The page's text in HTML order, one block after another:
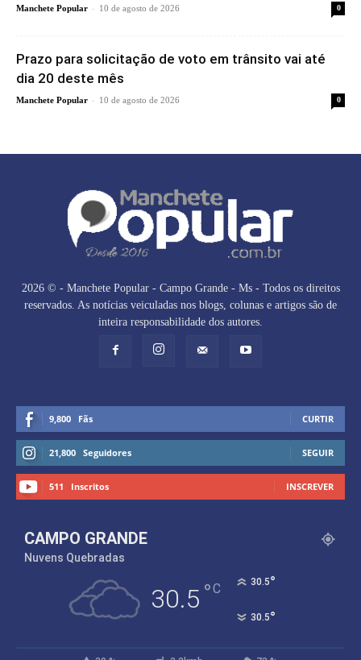
Manchete Popular - 10 de agosto de 2026 0
Prazo para solicitação de voto em trânsito vai até
dia 20 deste mês
Manchete Popular - 10 de agosto de 2026 0
2026 © - Manchete Popular - Campo Grande - Ms - Todos os direitos
reservados. As notícias veiculadas nos blogs, colunas e artigos são de
inteira responsabilidade dos autores.
9,800 Fãs CURTIR
21,800 Seguidores SEGUIR
511 Inscritos INSCREVER
CAMPO GRANDE
Nuvens Quebradas
30.5 °C 30.5°
30.5°